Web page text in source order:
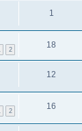
1
2 18
12
2 16